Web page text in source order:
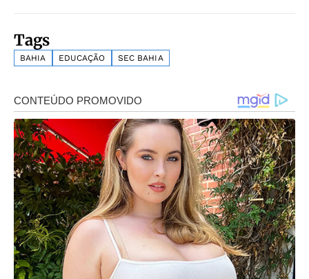
Tags
BAHIA EDUCAÇÃO SEC BAHIA